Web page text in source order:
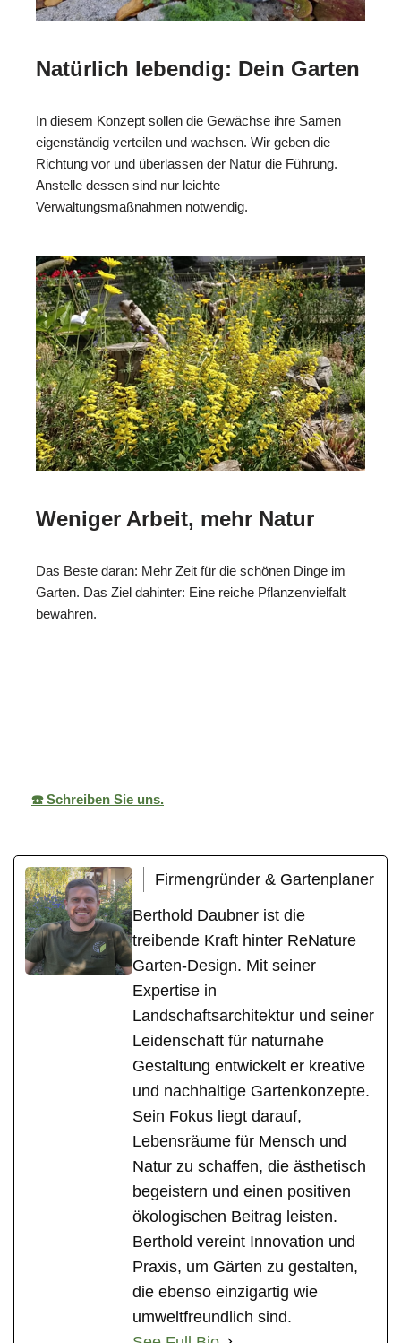
Natürlich lebendig: Dein Garten
In diesem Konzept sollen die Gewächse ihre Samen
eigenständig verteilen und wachsen. Wir geben die
Richtung vor und überlassen der Natur die Führung.
Anstelle dessen sind nur leichte
Verwaltungsmaßnahmen notwendig.
Weniger Arbeit, mehr Natur
Das Beste daran: Mehr Zeit für die schönen Dinge im
Garten. Das Ziel dahinter: Eine reiche Pflanzenvielfalt
bewahren.
☎️ Schreiben Sie uns.
Firmengründer & Gartenplaner
Berthold Daubner ist die
treibende Kraft hinter ReNature
Garten-Design. Mit seiner
Expertise in
Landschaftsarchitektur und seiner
Leidenschaft für naturnahe
Gestaltung entwickelt er kreative
und nachhaltige Gartenkonzepte.
Sein Fokus liegt darauf,
Lebensräume für Mensch und
Natur zu schaffen, die ästhetisch
begeistern und einen positiven
ökologischen Beitrag leisten.
Berthold vereint Innovation und
Praxis, um Gärten zu gestalten,
die ebenso einzigartig wie
umweltfreundlich sind.